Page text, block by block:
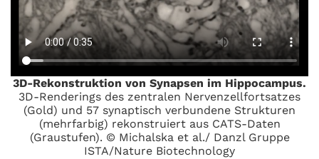
3D-Rekonstruktion von Synapsen im Hippocampus.
3D-Renderings des zentralen Nervenzellfortsatzes
(Gold) und 57 synaptisch verbundene Strukturen
(mehrfarbig) rekonstruiert aus CATS-Daten
(Graustufen). © Michalska et al./ Danzl Gruppe
ISTA/Nature Biotechnology